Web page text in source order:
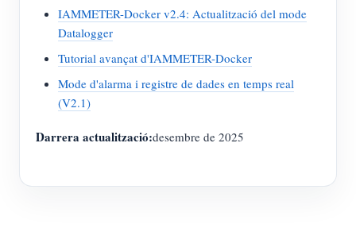
IAMMETER-Docker v2.4: Actualització del mode
Datalogger
Tutorial avançat d'IAMMETER-Docker
Mode d'alarma i registre de dades en temps real
(V2.1)
Darrera actualització:desembre de 2025